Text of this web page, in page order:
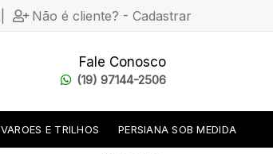
Não é cliente? - Cadastrar
Fale Conosco
(19) 97144-2506
VAROES E TRILHOS PERSIANA SOB MEDIDA